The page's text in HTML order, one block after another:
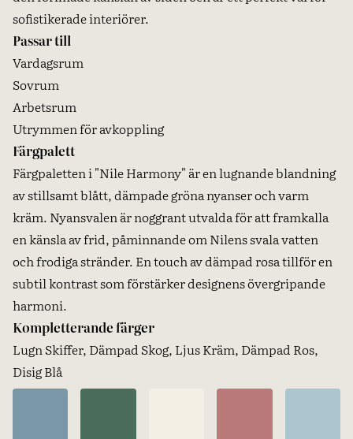
sofistikerade interiörer.
Passar till
Vardagsrum
Sovrum
Arbetsrum
Utrymmen för avkoppling
Färgpalett
Färgpaletten i "Nile Harmony" är en lugnande blandning
av stillsamt blått, dämpade gröna nyanser och varm
kräm. Nyansvalen är noggrant utvalda för att framkalla
en känsla av frid, påminnande om Nilens svala vatten
och frodiga stränder. En touch av dämpad rosa tillför en
subtil kontrast som förstärker designens övergripande
harmoni.
Kompletterande färger
Lugn Skiffer, Dämpad Skog, Ljus Kräm, Dämpad Ros,
Disig Blå